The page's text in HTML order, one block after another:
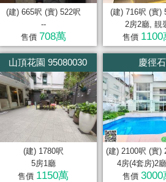
(建) 665呎 (實) 522呎
--
售價 708萬
山頂花園 95080030
(建) 1780呎
5房1廳
售價 1150萬
(建) 716呎 (實)
2房2廳, 靚
售價 1100
慶徑石
(建) 2100呎 (實)
4房(4套房)2
售價 3000